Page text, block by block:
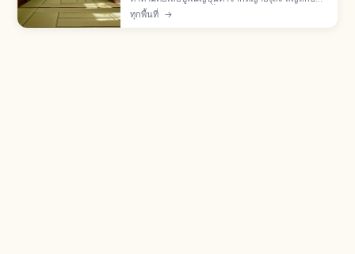
ห้องวาชิตสึ ปูเต็มห้องตั้งแต่ยุคมุโรมาจิ มารยาท: ถอด
รองเท้าก่อนเข้า ไม่เหยียบขอบทาทามิเบริ ยก
ทุกพื้นที่ →